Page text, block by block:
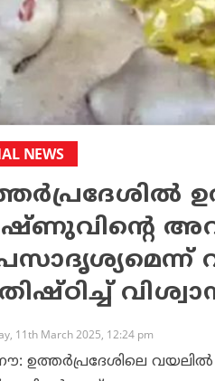
NEWS
11th March 2025, 12:24 pm
ഉത്തര്‍പ്രദേശിലെ വയലില്‍